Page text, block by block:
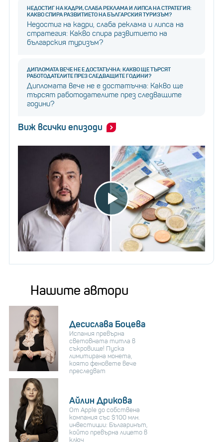
НЕДОСТИГ НА КАДРИ, СЛАБА РЕКЛАМА И ЛИПСА НА СТРАТЕГИЯ:
КАКВО СПИРА РАЗВИТИЕТО НА БЪЛГАРСКИЯ ТУРИЗЪМ?
Недостиг на кадри, слаба реклама и липса на
стратегия: Какво спира развитието на
българския туризъм?
ДИПЛОМАТА ВЕЧЕ НЕ Е ДОСТАТЪЧНА: КАКВО ЩЕ ТЪРСЯТ
РАБОТОДАТЕЛИТЕ ПРЕЗ СЛЕДВАЩИТЕ ГОДИНИ?
Дипломата вече не е достатъчна: Какво ще
търсят работодателите през следващите
години?
Виж всички епизоди
Нашите автори
Десислава Боцева
Испания превърна
световната титла в
съкровище! Пуска
лимитирана монета,
която феновете вече
преследват
Айлин Дрикова
От Apple до собствена
компания със $100 млн.
инвестиции: Българинът,
който превърна лицето в
ключ